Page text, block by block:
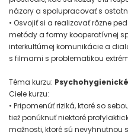
názory a spolupracovať s
• Osvojiť si a realizovať rôzne
metódy a formy kooperatívnej
interkultúrnej komunikácie a
s filmami s problematikou
Téma kurzu:
Ciele kurzu:
• Pripomenúť riziká, ktoré so
tiež ponúknuť niektoré
možnosti, ktoré sú